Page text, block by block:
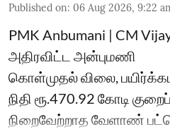
Published on: 06 Aug 2026, 9:22
PMK Anbumani | CM
அதிரவிட்ட அன்புமணி
கொள்முதல் விலை,
நிதி ரூ.470.92 கோடி
நிறைவேற்றாத வேளாண்